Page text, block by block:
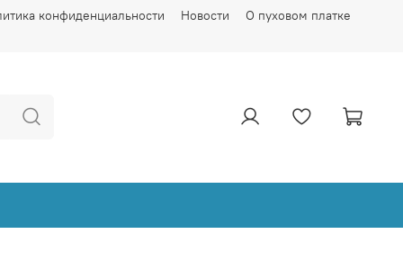
конфиденциальности Новости О пуховом платке